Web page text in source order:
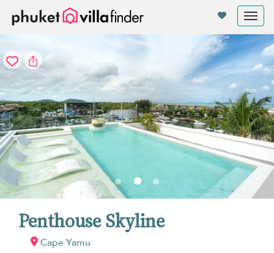
Penthouse Skyline
Cape Yamu
Cookie-Einstellungen